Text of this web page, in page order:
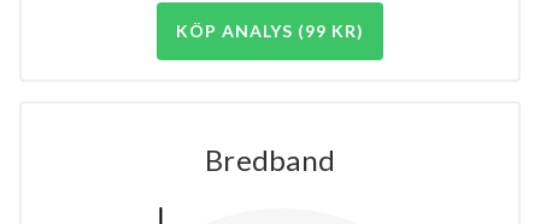
KÖP ANALYS (99 KR)
Bredband